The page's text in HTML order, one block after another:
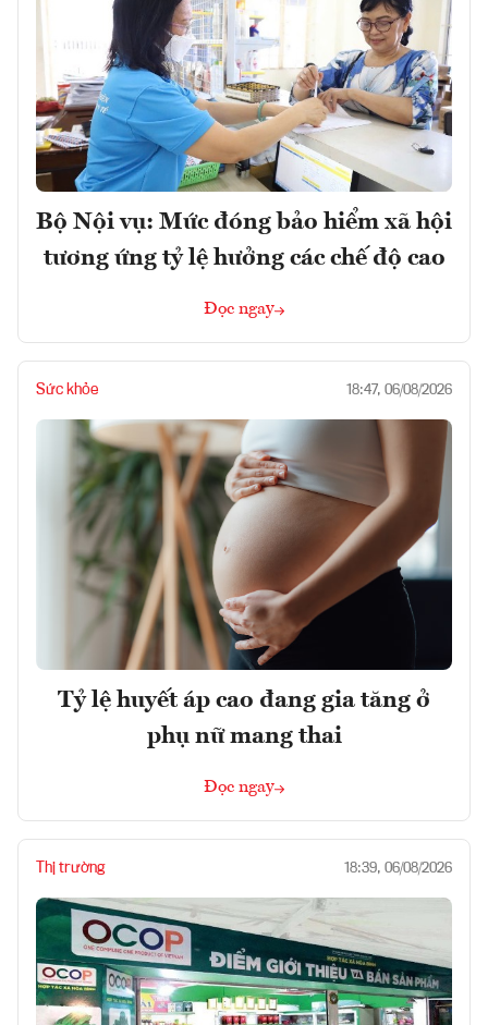
Bộ Nội vụ: Mức đóng bảo hiểm xã hội
tương ứng tỷ lệ hưởng các chế độ cao
Đọc ngay
Sức khỏe 18:47, 06/08/2026
Tỷ lệ huyết áp cao đang gia tăng ở
phụ nữ mang thai
Đọc ngay
Thị trường 18:39, 06/08/2026